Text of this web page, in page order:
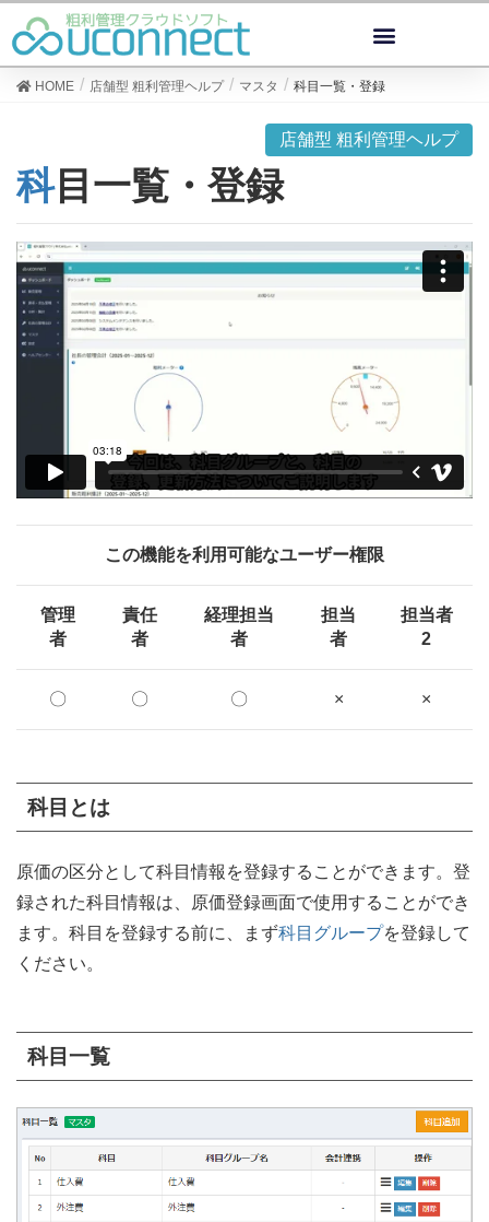
HOME 店舗型 粗利管理ヘルプ マスタ 科目一覧・登録
店舗型 粗利管理ヘルプ
科目一覧・登録
この機能を利用可能なユーザー権限
管理
者
責任
者
経理担当
者
担当
者
担当者
2
〇 〇 〇 × ×
科目とは
原価の区分として科目情報を登録することができます。登
録された科目情報は、原価登録画面で使用することができ
ます。科目を登録する前に、まず科目グループを登録して
ください。
科目一覧